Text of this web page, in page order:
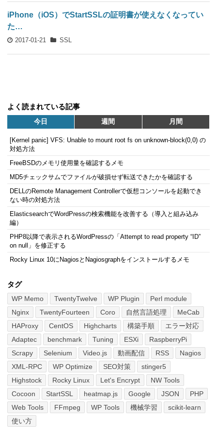
iPhone（iOS）でStartSSLの証明書が使えなくなってい
た…
2017-01-21 SSL
よく読まれている記事
今日 週間 月間
[Kernel panic] VFS: Unable to mount root fs on unknown-block(0,0) の
対処方法
FreeBSDのメモリ使用量を確認するメモ
MD5チェックサムでファイルが破損せず転送できたかを確認する
DELLのRemote Management Controllerで仮想コンソールを起動でき
ない時の対処方法
ElasticsearchでWordPressの検索機能を改善する（導入と組み込み
編）
PHP8以降で表示されるWordPressの「Attempt to read property “ID”
on null」を修正する
Rocky Linux 10にNagiosとNagiosgraphをインストールするメモ
タグ
WP Memo TwentyTwelve WP Plugin
Perl module
Nginx
TwentyFourteen Coro 自然言語処理
MeCab
HAProxy
CentOS Highcharts 構築手順
エラー対応
Adaptec
benchmark Tuning ESXi
RaspberryPi
Scrapy
Selenium Video.js 動画配信 RSS
Nagios
XML-RPC
WP Optimize SEO対策
stinger5
Highstock
Rocky Linux Let's Encrypt
NW Tools
Cocoon
StartSSL heatmap.js Google JSON
PHP
Web Tools
FFmpeg WP Tools 機械学習
scikit-learn
使い方